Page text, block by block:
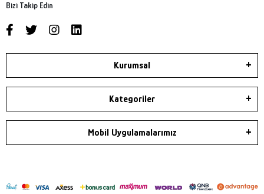
Bizi Takip Edin
Kurumsal
Kategoriler
Mobil Uygulamalarımız